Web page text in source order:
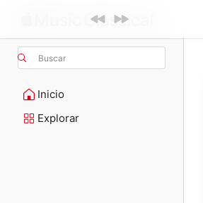
Buscar
Inicio
Explorar